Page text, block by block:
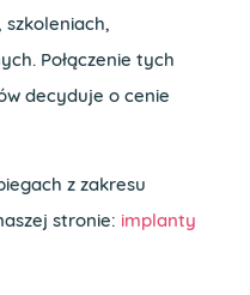
Połączenie tych
decyduje o cenie
z zakresu
stronie: implanty